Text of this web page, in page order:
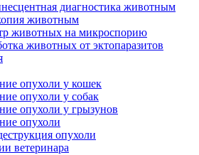
диагностика животным
животным
животных на микроспорию
животных от эктопаразитов
опухоли у кошек
опухоли у собак
опухоли у грызунов
опухоли
опухоли
ветеринара